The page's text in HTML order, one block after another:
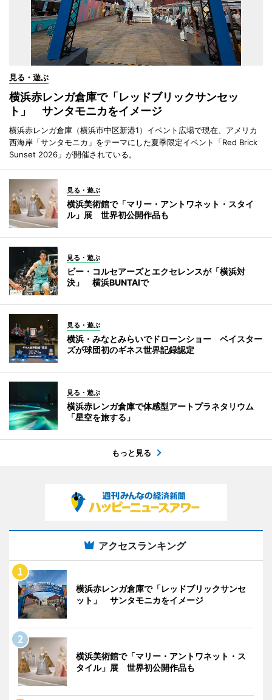
見る・遊ぶ
横浜赤レンガ倉庫で「レッドブリックサンセッ
ト」 サンタモニカをイメージ
横浜赤レンガ倉庫（横浜市中区新港1）イベント広場で現在、アメリカ
西海岸「サンタモニカ」をテーマにした夏季限定イベント「Red Brick
Sunset 2026」が開催されている。
見る・遊ぶ
横浜美術館で「マリー・アントワネット・スタイ
ル」展 世界初公開作品も
見る・遊ぶ
ビー・コルセアーズとエクセレンスが「横浜対
決」 横浜BUNTAIで
見る・遊ぶ
横浜・みなとみらいでドローンショー ベイスター
ズが球団初のギネス世界記録認定
見る・遊ぶ
横浜赤レンガ倉庫で体感型アートプラネタリウム
「星空を旅する」
もっと見る
アクセスランキング
横浜赤レンガ倉庫で「レッドブリックサンセ
ット」 サンタモニカをイメージ
横浜美術館で「マリー・アントワネット・ス
タイル」展 世界初公開作品も